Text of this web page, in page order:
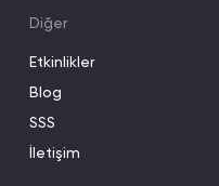
Diğer
Etkinlikler
Blog
SSS
İletişim